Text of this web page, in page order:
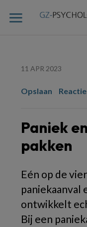
11 APR 2023
Opslaan
Paniek
pakken
Eén op de
paniekaanval
ontwikkelt
Bij een